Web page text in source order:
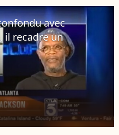
avec
il recadre un